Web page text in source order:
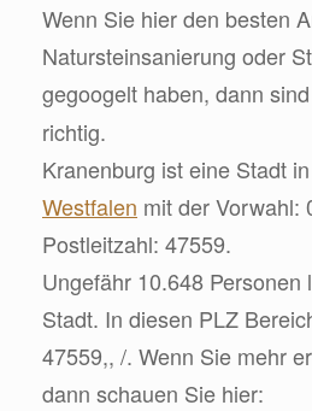
Wenn Sie hier den besten
Natursteinsanierung oder
gegoogelt haben, dann
richtig.
Kranenburg ist eine Stadt in
Westfalen mit der Vorwahl:
Postleitzahl: 47559.
Ungefähr 10.648 Personen
Stadt. In diesen PLZ
47559,, /. Wenn Sie mehr
dann schauen Sie hier: